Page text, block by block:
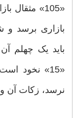
بازاری برسد و
«15» نخود
نرسد، زكات آن